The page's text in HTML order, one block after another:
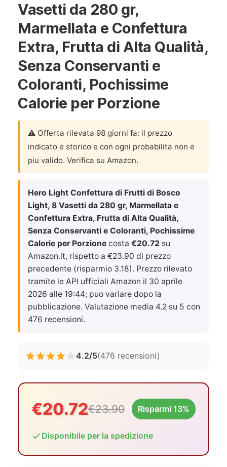
Vasetti da 280 gr,
Marmellata e Confettura
Extra, Frutta di Alta Qualità,
Senza Conservanti e
Coloranti, Pochissime
Calorie per Porzione
⚠️ Offerta rilevata 98 giorni fa: il prezzo
indicato e storico e con ogni probabilita non e
piu valido. Verifica su Amazon.
Hero Light Confettura di Frutti di Bosco
Light, 8 Vasetti da 280 gr, Marmellata e
Confettura Extra, Frutta di Alta Qualità,
Senza Conservanti e Coloranti, Pochissime
Calorie per Porzione costa €20.72 su
Amazon.it, rispetto a €23.90 di prezzo
precedente (risparmio 3.18). Prezzo rilevato
tramite le API ufficiali Amazon il 30 aprile
2026 alle 19:44; puo variare dopo la
pubblicazione. Valutazione media 4.2 su 5 con
476 recensioni.
4.2/5(476 recensioni)
€20.72€23.90 Risparmi 13%
Disponibile per la spedizione